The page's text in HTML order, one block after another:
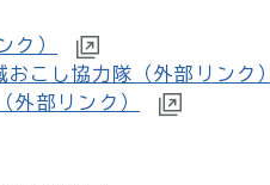
ク）
こし協力隊（外部リンク）
外部リンク）